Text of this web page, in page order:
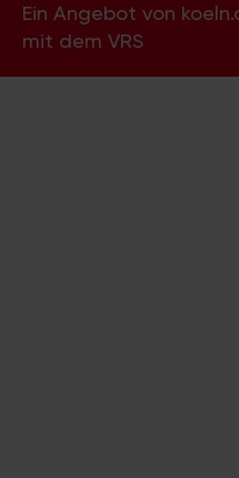
Ein Angebot von
mit dem VRS